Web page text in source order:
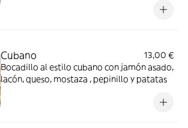
Cubano
13,00 €
Bocadillo al estilo cubano con jamón asado,
lacón, queso, mostaza , pepinillo y patatas